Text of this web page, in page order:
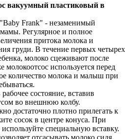
вакуумный пластиковый в
Frank" - незаменимый
Регулярное и полное
притока молока и
груди. В течение первых четырех
молоко сцеживают после
используется перед
количество молока и малыш при
состояние, вставив
во внешнюю колбу.
достаточно плотно прилегать к
сосок в центре конуса. При
специальную вставку.
отсасывать молоко сидя.